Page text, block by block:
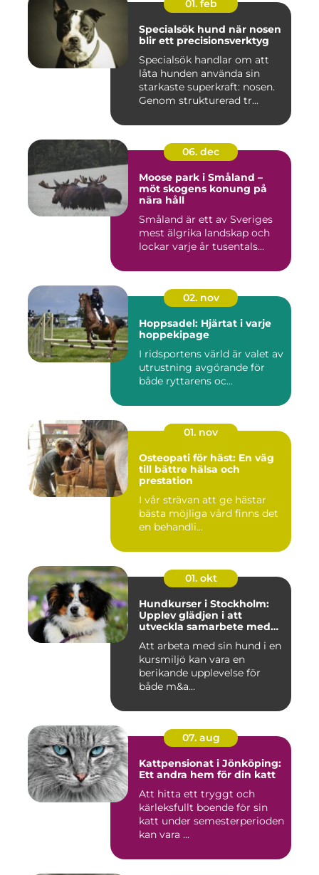
01. feb
Specialsök hund när nosen
blir ett precisionsverktyg
Specialsök handlar om att
låta hunden använda sin
starkaste superkraft: nosen.
Genom strukturerad tr...
06. dec
Moose park i Småland –
möt skogens konung på
nära håll
Småland är ett av Sveriges
mest älgrika landskap och
lockar varje år tusentals...
02. nov
Hoppsadel: Hjärtat i varje
hoppekipage
I ridsportens värld är valet av
utrustning avgörande för
både ryttarens oc...
01. nov
Osteopati för häst: En väg
till bättre hälsa och
prestation
I vår strävan att ge hästar
bästa möjliga vård finns det
en behandli...
01. okt
Hundkurser i Stockholm:
Upplev glädjen i att
utveckla samarbete med
Att arbeta med sin hund i en
kursmiljö kan vara en
berikande upplevelse för
både m&a...
07. aug
Kattpensionat i Jönköping:
Ett andra hem för din katt
Att hitta ett tryggt och
kärleksfullt boende för sin
katt under semesterperioden
kan vara ...